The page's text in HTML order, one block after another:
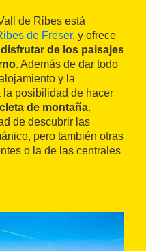
de Ribes está
de Freser, y ofrece
disfrutar de los paisajes
. Además de dar todo
y la
la posibilidad de hacer
de montaña.
de descubrir las
pero también otras
o la de las centrales